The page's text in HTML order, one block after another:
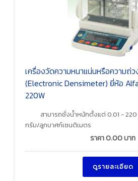
เครื่องวัดความหนาแน่นหรือความถ่
(Electronic Densimeter) ยี่ห้อ
220W
สามารถชั่งน้ำหนักตั้งแต่ 0.01 - 220
กรัม/ลูกบาศก์เซนติเมตร
ราคา0.00บาท
ดูรายละเอียด